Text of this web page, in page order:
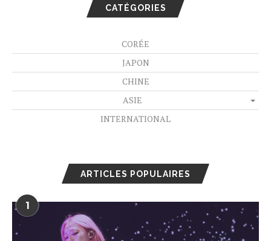
CATÉGORIES
CORÉE
JAPON
CHINE
ASIE
INTERNATIONAL
ARTICLES POPULAIRES
1